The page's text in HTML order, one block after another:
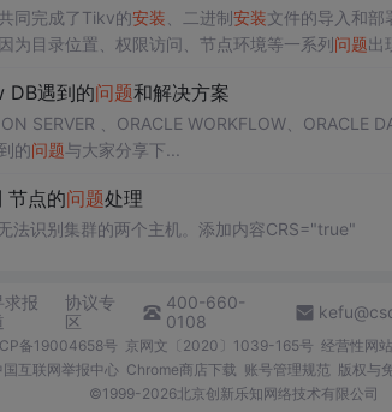
同完成了Tikv的安装 、二进制安装文件的导入和部
为目录位置、权限访问、节点环境等一系列问题出
DB遇到的问题和解决方案
SERVER 、ORACLE WORKFLOW、ORACLE
的问题与大家分享下...
节点的问题处理
法识别集群的两个主机。添加内容CRS="true"
求报
协议专
区
400-660-
0108
备19004658号 京网文〔2020〕1039-165号 经营性网
国互联网举报中心 Chrome商店下载 账号管理规范 版权与
©1999-2026北京创新乐知网络技术有限公司